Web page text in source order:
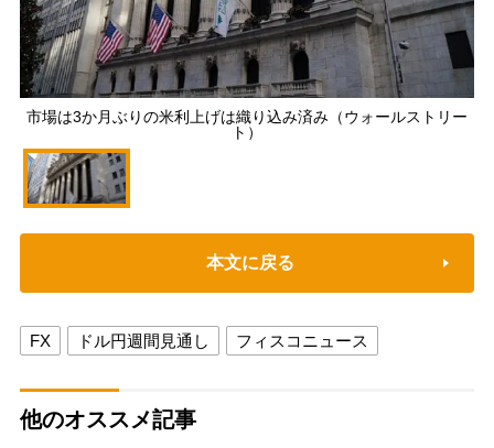
市場は3か月ぶりの米利上げは織り込み済み（ウォールストリー
ト）
本文に戻る
FX ドル円週間見通し フィスコニュース
他のオススメ記事